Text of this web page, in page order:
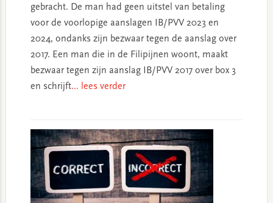
gebracht. De man had geen uitstel van betaling
voor de voorlopige aanslagen IB/PVV 2023 en
2024, ondanks zijn bezwaar tegen de aanslag over
2017. Een man die in de Filipijnen woont, maakt
bezwaar tegen zijn aanslag IB/PVV 2017 over box 3
en schrijft... lees verder